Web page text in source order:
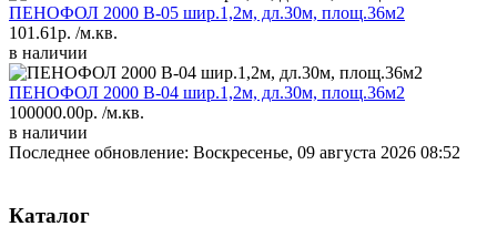
ПЕНОФОЛ 2000 В-05 шир.1,2м, дл.30м, площ.36м2
101.61р. /м.кв.
в наличии
ПЕНОФОЛ 2000 В-04 шир.1,2м, дл.30м, площ.36м2
100000.00р. /м.кв.
в наличии
Последнее обновление: Воскресенье, 09 августа 2026 08:52
Каталог